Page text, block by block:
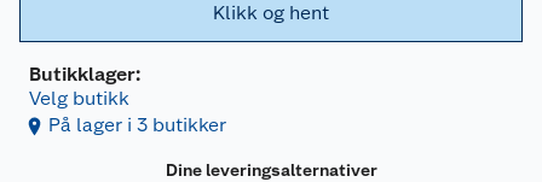
Klikk og hent
Butikklager:
Velg butikk
På lager i 3 butikker
Dine leveringsalternativer